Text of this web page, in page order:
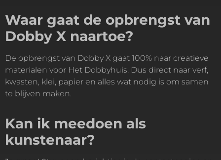
Waar gaat de opbrengst van
Dobby X naartoe?
De opbrengst van Dobby X gaat 100% naar creatieve
materialen voor Het Dobbyhuis. Dus direct naar verf,
kwasten, klei, papier en alles wat nodig is om samen
te blijven maken.
Kan ik meedoen als
kunstenaar?